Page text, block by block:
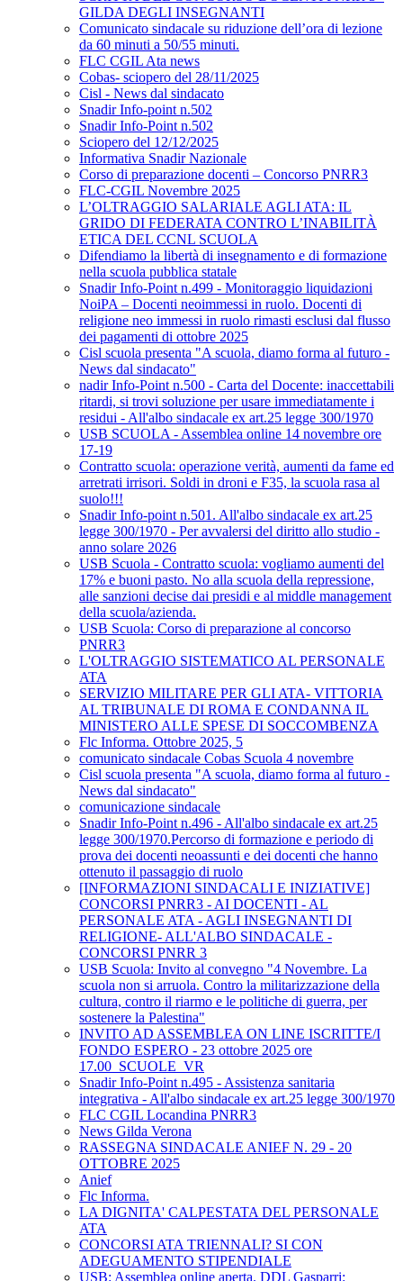
GILDA DEGLI INSEGNANTI
Comunicato sindacale su riduzione dell’ora di lezione
da 60 minuti a 50/55 minuti.
FLC CGIL Ata news
Cobas- sciopero del 28/11/2025
Cisl - News dal sindacato
Snadir Info-point n.502
Snadir Info-Point n.502
Sciopero del 12/12/2025
Informativa Snadir Nazionale
Corso di preparazione docenti – Concorso PNRR3
FLC-CGIL Novembre 2025
L’OLTRAGGIO SALARIALE AGLI ATA: IL
GRIDO DI FEDERATA CONTRO L’INABILITÀ
ETICA DEL CCNL SCUOLA
Difendiamo la libertà di insegnamento e di formazione
nella scuola pubblica statale
Snadir Info-Point n.499 - Monitoraggio liquidazioni
NoiPA – Docenti neoimmessi in ruolo. Docenti di
religione neo immessi in ruolo rimasti esclusi dal flusso
dei pagamenti di ottobre 2025
Cisl scuola presenta "A scuola, diamo forma al futuro -
News dal sindacato"
nadir Info-Point n.500 - Carta del Docente: inaccettabili
ritardi, si trovi soluzione per usare immediatamente i
residui - All'albo sindacale ex art.25 legge 300/1970
USB SCUOLA - Assemblea online 14 novembre ore
17-19
Contratto scuola: operazione verità, aumenti da fame ed
arretrati irrisori. Soldi in droni e F35, la scuola rasa al
suolo!!!
Snadir Info-point n.501. All'albo sindacale ex art.25
legge 300/1970 - Per avvalersi del diritto allo studio -
anno solare 2026
USB Scuola - Contratto scuola: vogliamo aumenti del
17% e buoni pasto. No alla scuola della repressione,
alle sanzioni decise dai presidi e al middle management
della scuola/azienda.
USB Scuola: Corso di preparazione al concorso
PNRR3
L'OLTRAGGIO SISTEMATICO AL PERSONALE
ATA
SERVIZIO MILITARE PER GLI ATA- VITTORIA
AL TRIBUNALE DI ROMA E CONDANNA IL
MINISTERO ALLE SPESE DI SOCCOMBENZA
Flc Informa. Ottobre 2025, 5
comunicato sindacale Cobas Scuola 4 novembre
Cisl scuola presenta "A scuola, diamo forma al futuro -
News dal sindacato"
comunicazione sindacale
Snadir Info-Point n.496 - All'albo sindacale ex art.25
legge 300/1970.Percorso di formazione e periodo di
prova dei docenti neoassunti e dei docenti che hanno
ottenuto il passaggio di ruolo
[INFORMAZIONI SINDACALI E INIZIATIVE]
CONCORSI PNRR3 - AI DOCENTI - AL
PERSONALE ATA - AGLI INSEGNANTI DI
RELIGIONE- ALL'ALBO SINDACALE -
CONCORSI PNRR 3
USB Scuola: Invito al convegno "4 Novembre. La
scuola non si arruola. Contro la militarizzazione della
cultura, contro il riarmo e le politiche di guerra, per
sostenere la Palestina"
INVITO AD ASSEMBLEA ON LINE ISCRITTE/I
FONDO ESPERO - 23 ottobre 2025 ore
17.00_SCUOLE_VR
Snadir Info-Point n.495 - Assistenza sanitaria
integrativa - All'albo sindacale ex art.25 legge 300/1970
FLC CGIL Locandina PNRR3
News Gilda Verona
RASSEGNA SINDACALE ANIEF N. 29 - 20
OTTOBRE 2025
Anief
Flc Informa.
LA DIGNITA' CALPESTATA DEL PERSONALE
ATA
CONCORSI ATA TRIENNALI? SI CON
ADEGUAMENTO STIPENDIALE
USB: Assemblea online aperta. DDL Gasparri: